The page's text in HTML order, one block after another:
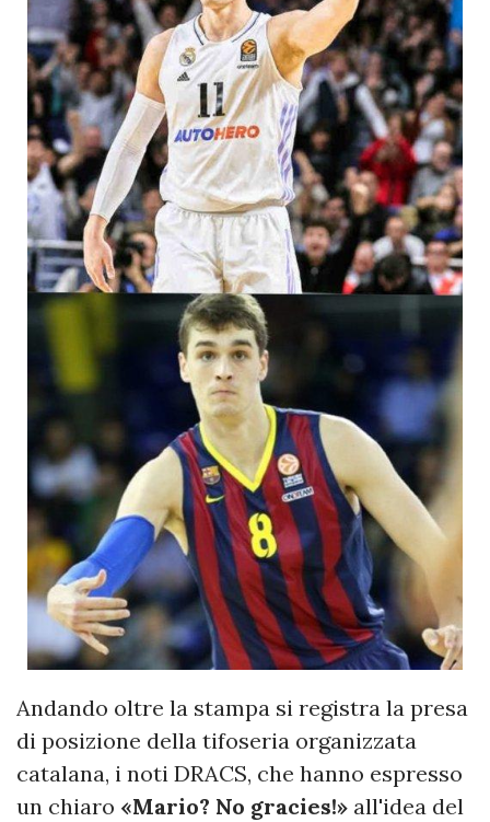
Andando oltre la stampa si registra la presa
di posizione della tifoseria organizzata
catalana, i noti DRACS, che hanno espresso
un chiaro «Mario? No gracies!» all'idea del